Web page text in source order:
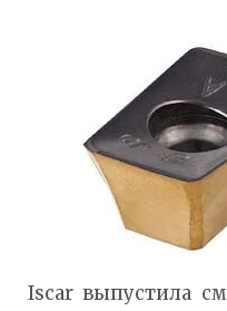
Iscar выпустила